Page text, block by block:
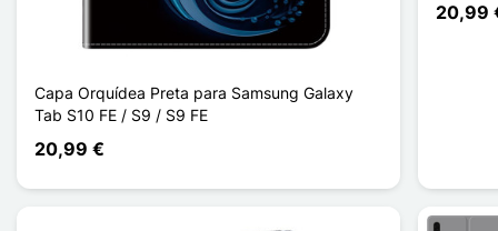
Capa Orquídea Preta para Samsung Galaxy
Tab S10 FE / S9 / S9 FE
20,99 €
20,99